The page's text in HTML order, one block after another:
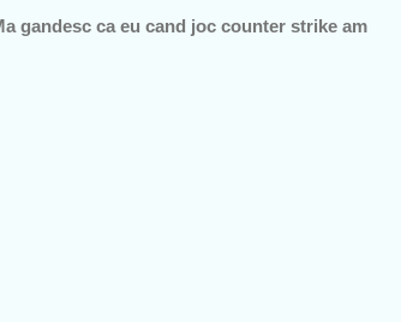
gandesc ca eu cand joc counter strike am